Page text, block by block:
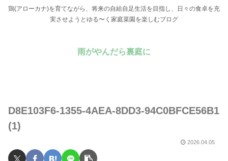
鶏(アローカナ)を育てながら、将来の自給自足生活を目指し、日々の食卓を充
実させようとゆる〜く家庭菜園を楽しむブログ
雨がやんだら裏庭に
D8E103F6-1355-4AEA-8DD3-94C0BFCE56B1
(1)
2026.04.05